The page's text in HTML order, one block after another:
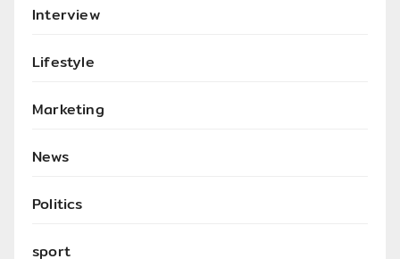
Interview
Lifestyle
Marketing
News
Politics
sport